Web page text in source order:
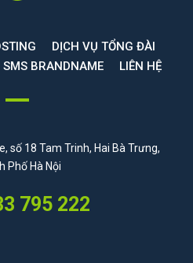
DỊCH VỤ TỔNG ĐÀI
SMS BRANDNAME LIÊN HỆ
số 18 Tam Trinh, Hai Bà Trưng,
Phố Hà Nội
795 222